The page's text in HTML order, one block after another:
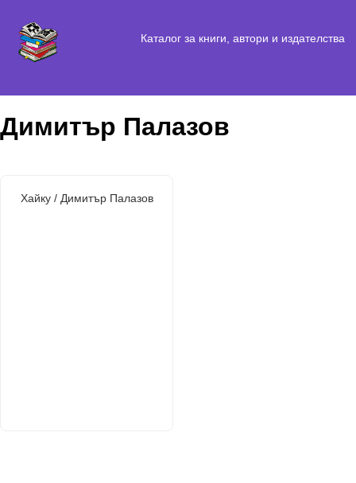
Каталог за книги, автори и издателства
Димитър Палазов
Хайку / Димитър Палазов